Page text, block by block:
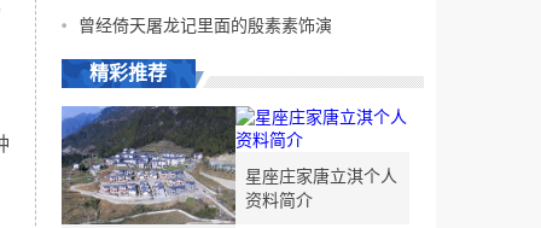
曾经倚天屠龙记里面的殷素素饰演
精彩推荐
星座庄家唐立淇个人
资料简介